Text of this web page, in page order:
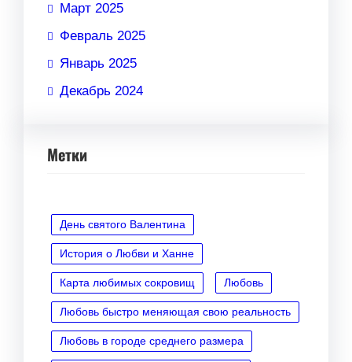
Март 2025
Февраль 2025
Январь 2025
Декабрь 2024
Метки
День святого Валентина
История о Любви и Ханне
Карта любимых сокровищ Любовь
Любовь быстро меняющая свою реальность
Любовь в городе среднего размера